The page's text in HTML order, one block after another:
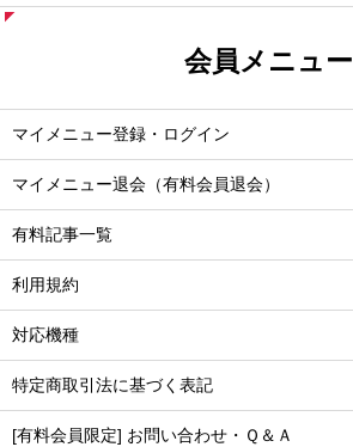
会員メニュー
マイメニュー登録・ログイン
マイメニュー退会（有料会員退会）
有料記事一覧
利用規約
対応機種
特定商取引法に基づく表記
[有料会員限定] お問い合わせ・Ｑ＆Ａ